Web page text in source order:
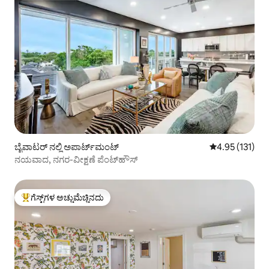
ಬೈವಾಟರ್ ನಲ್ಲಿ ಅಪಾರ್ಟ್‌ಮಂಟ್ 5 ರಲ್ಲಿ 4.95
4.95 (131)
ನಯವಾದ, ನಗರ-ವೀಕ್ಷಣೆ ಪೆಂಟ್‌ಹೌಸ್
ಗೆಸ್ಟ್‌ಗಳಿಗೆ ಅತಿ ಹೆಚ್ಚು ಅಚ್ಚುಮೆಚ್ಚಿನದು
ಗೆಸ್ಟ್‌ಗಳ ಅಚ್ಚುಮೆಚ್ಚಿನದು